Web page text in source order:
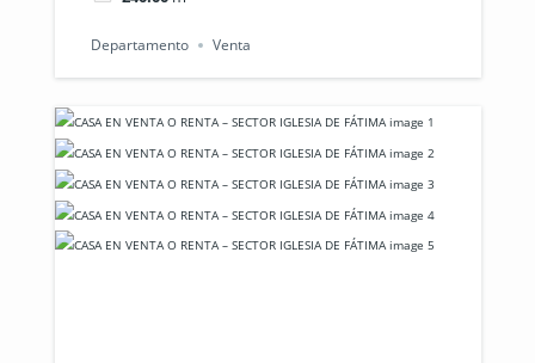
Departamento Venta